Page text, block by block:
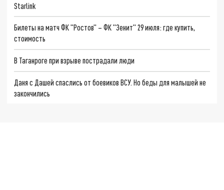
Starlink
Билеты на матч ФК "Ростов" – ФК "Зенит" 29 июля: где купить,
стоимость
В Таганроге при взрыве пострадали люди
Даня с Дашей спаслись от боевиков ВСУ. Но беды для малышей не
закончились